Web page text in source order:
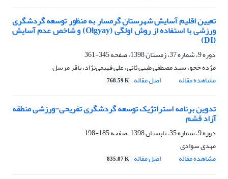
تعیین اقلیم آسایش شهرستان گرمسار به منظور توسعه گردشگری
ورزشی با استفاده از روش اولگی (Olgyay) و شاخص عدم آسایش
(DI)
دوره 9، شماره 37، زمستان 1398، صفحه
345-361
مژده خجو، سید مصطفی طیبی ثانی، علی فهیمی‌نژاد، باقر مرسل
مشاهده مقاله
اصل مقاله 768.59 K
تدوین برنامه استراتژیک توسعه گردشگری تفریحی-ورزشی منطقه
آزاد قشم
دوره 9، شماره 35، تابستان 1398، صفحه
185-198
مهدی سوادی
مشاهده مقاله
اصل مقاله 835.07 K